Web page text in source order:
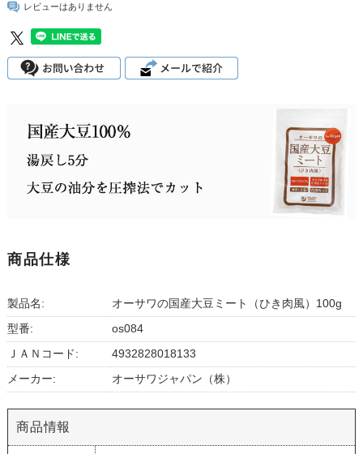
レビューはありません
商品仕様
製品名: オーサワの国産大豆ミート（ひき肉風）100g
型番: os084
ＪＡＮコード: 4932828018133
メーカー: オーサワジャパン（株）
商品情報